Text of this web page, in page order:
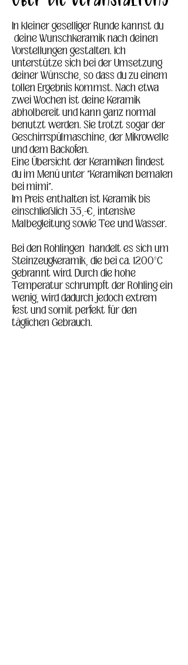
In kleiner geselliger Runde kannst du
deine Wunschkeramik nach deinen
Vorstellungen gestalten. Ich
unterstütze sich bei der Umsetzung
deiner Wünsche, so dass du zu einem
tollen Ergebnis kommst. Nach etwa
zwei Wochen ist deine Keramik
abholbereit und kann ganz normal
benutzt werden. Sie trotzt sogar der
Geschirrspülmaschine, der Mikrowelle
und dem Backofen.
Eine Übersicht der Keramiken findest
du im Menü unter "Keramiken bemalen
bei mimi".
Im Preis enthalten ist Keramik bis
einschließlich 35,-€, intensive
Malbegleitung sowie Tee und Wasser.
Bei den Rohlingen  handelt es sich um
Steinzeugkeramik, die bei ca. 1200°C
gebrannt wird. Durch die hohe
Temperatur schrumpft der Rohling ein
wenig, wird dadurch jedoch extrem
fest und somit perfekt für den
täglichen Gebrauch.